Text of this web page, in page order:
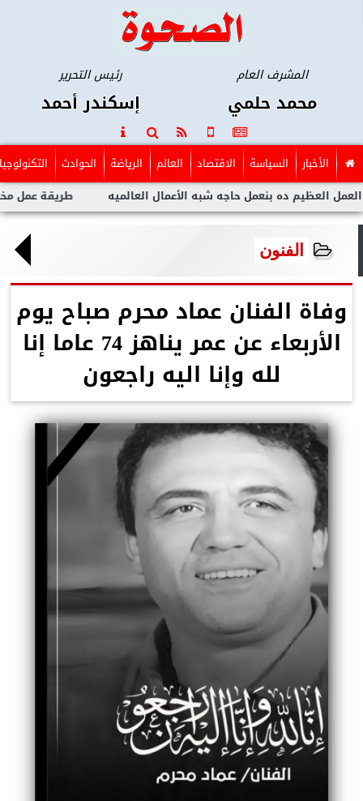
المشرف العام
محمد حلمي
رئيس التحرير
إسكندر أحمد
الأخبار السياسة الاقتصاد العالم الرياضة الحوادث التكنولوجيا
طريقة عمل مخلل ده بنعمل حاجه شبه الأعمال العالميه
الفنون
وفاة الفنان عماد محرم صباح يوم
الأربعاء عن عمر يناهز 74 عاما إنا
لله وإنا اليه راجعون